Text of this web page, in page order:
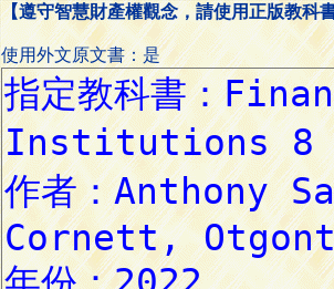
【遵守智慧財產權觀念，請使用正版教科
使用外文原文書：是